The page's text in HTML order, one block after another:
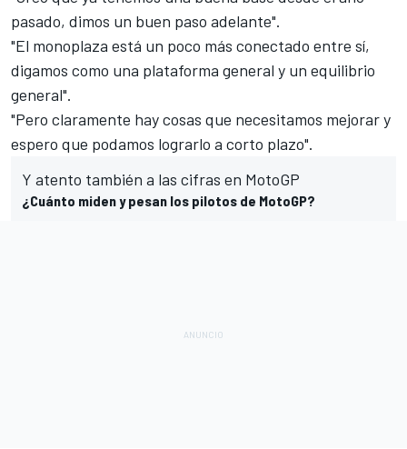
pasado, dimos un buen paso adelante".
"El monoplaza está un poco más conectado entre sí,
digamos como una plataforma general y un equilibrio
general".
"Pero claramente hay cosas que necesitamos mejorar y
espero que podamos lograrlo a corto plazo".
Y atento también a las cifras en MotoGP
¿Cuánto miden y pesan los pilotos de MotoGP?